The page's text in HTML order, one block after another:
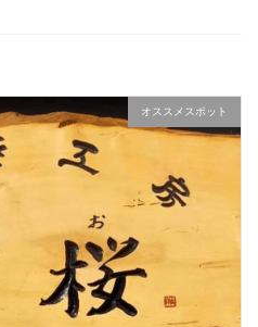
オススメスポット